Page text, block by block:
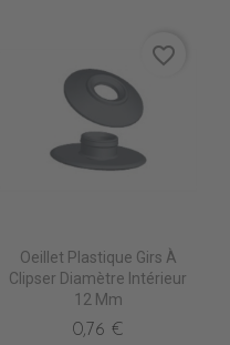
Oeillet Plastique Girs À
Clipser Diamètre Intérieur
12 Mm
0,76 €
favorite_border